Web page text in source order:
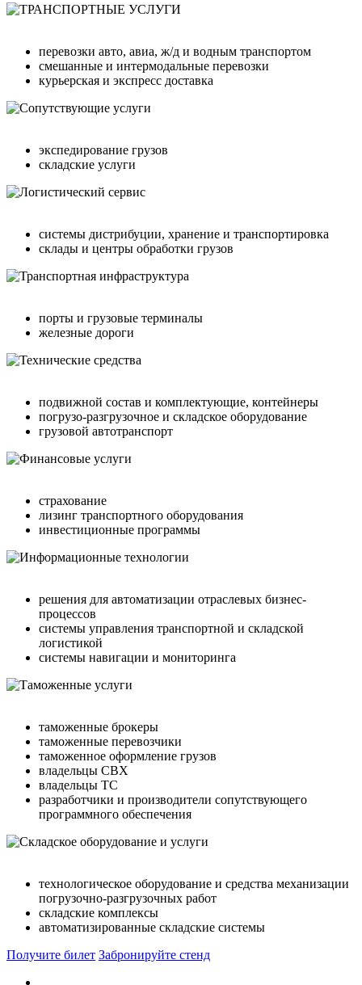
перевозки авто, авиа, ж/д и водным транспортом
смешанные и интермодальные перевозки
курьерская и экспресс доставка
экспедирование грузов
складские услуги
системы дистрибуции, хранение и транспортировка
склады и центры обработки грузов
порты и грузовые терминалы
железные дороги
подвижной состав и комплектующие, контейнеры
погрузо-разгрузочное и складское оборудование
грузовой автотранспорт
страхование
лизинг транспортного оборудования
инвестиционные программы
решения для автоматизации отраслевых бизнес-
процессов
системы управления транспортной и складской
логистикой
системы навигации и мониторинга
таможенные брокеры
таможенные перевозчики
таможенное оформление грузов
владельцы СВХ
владельцы ТС
разработчики и производители сопутствующего
программного обеспечения
технологическое оборудование и средства механизации
погрузочно-разгрузочных работ
складские комплексы
автоматизированные складские системы
Получите билет Забронируйте стенд